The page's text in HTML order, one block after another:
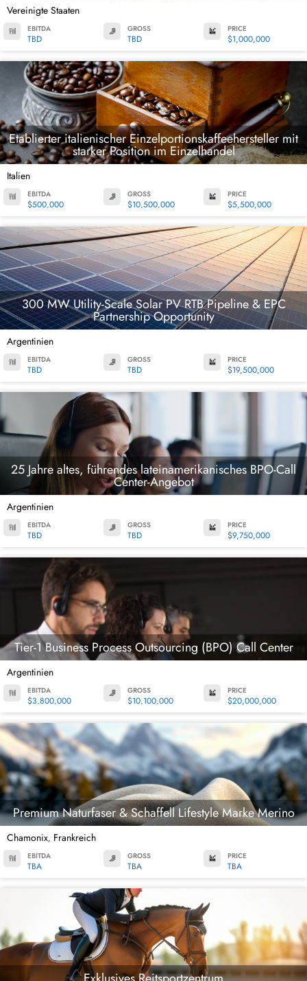
Vereinigte Staaten
EBITDA
TBD
GROSS
TBD
PRICE
$1,000,000
Etablierter italienischer Einzelportionskaffeehersteller mit
starker Position im Einzelhandel
Italien
EBITDA
$500,000
GROSS
$10,500,000
PRICE
$5,500,000
300 MW Utility-Scale Solar PV RTB Pipeline & EPC
Partnership Opportunity
Argentinien
EBITDA
TBD
GROSS
TBD
PRICE
$19,500,000
25 Jahre altes, führendes lateinamerikanisches BPO-Call
Center-Angebot
Argentinien
EBITDA
TBD
GROSS
TBD
PRICE
$9,750,000
Tier-1 Business Process Outsourcing (BPO) Call Center
Argentinien
EBITDA
$3,800,000
GROSS
$10,100,000
PRICE
$20,000,000
Premium Naturfaser & Schaffell Lifestyle Marke Merino
Chamonix, Frankreich
EBITDA
TBA
GROSS
TBA
PRICE
TBA